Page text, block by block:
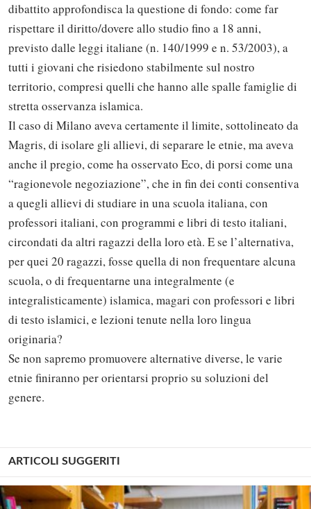
dibattito approfondisca la questione di fondo: come far
rispettare il diritto/dovere allo studio fino a 18 anni,
previsto dalle leggi italiane (n. 140/1999 e n. 53/2003), a
tutti i giovani che risiedono stabilmente sul nostro
territorio, compresi quelli che hanno alle spalle famiglie di
stretta osservanza islamica.
Il caso di Milano aveva certamente il limite, sottolineato da
Magris, di isolare gli allievi, di separare le etnie, ma aveva
anche il pregio, come ha osservato Eco, di porsi come una
“ragionevole negoziazione”, che in fin dei conti consentiva
a quegli allievi di studiare in una scuola italiana, con
professori italiani, con programmi e libri di testo italiani,
circondati da altri ragazzi della loro età. E se l’alternativa,
per quei 20 ragazzi, fosse quella di non frequentare alcuna
scuola, o di frequentarne una integralmente (e
integralisticamente) islamica, magari con professori e libri
di testo islamici, e lezioni tenute nella loro lingua
originaria?
Se non sapremo promuovere alternative diverse, le varie
etnie finiranno per orientarsi proprio su soluzioni del
genere.
ARTICOLI SUGGERITI